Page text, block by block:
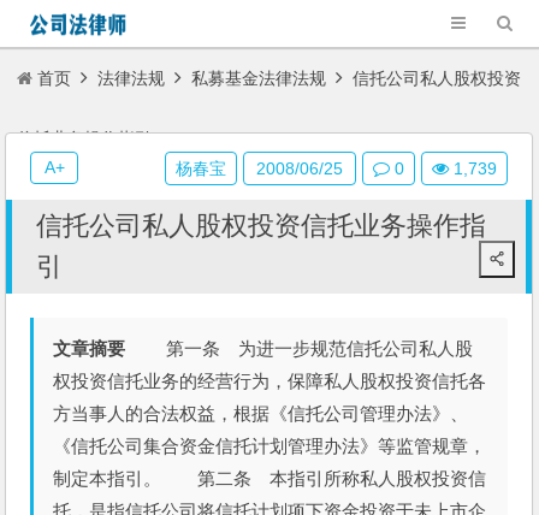
首页 法律法规 私募基金法律法规 信托公司私人股权投资
信托业务操作指引
信托公司私人股权投资信托业务操作指
引
文章摘要 第一条 为进一步规范信托公司私人股
权投资信托业务的经营行为，保障私人股权投资信托各
方当事人的合法权益，根据《信托公司管理办法》、
《信托公司集合资金信托计划管理办法》等监管规章，
制定本指引。 第二条 本指引所称私人股权投资信
托，是指信托公司将信托计划项下资金投资于未上市企
杨春宝 2008/06/25 0 1,739
A+